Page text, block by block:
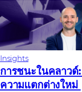
Insights
การชนะในคลาวด์
ความแตกต่างใหม่